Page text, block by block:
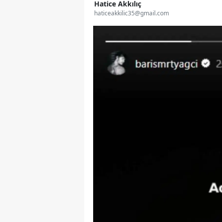
Hatice Akkılıç
haticeakkilic35@gmail.com